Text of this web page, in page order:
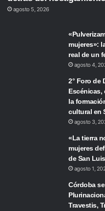
agosto 5, 2026
mujeres»:
real de un
agosto 4,
2° Foro de
Escénicas,
la
cultural en
agosto 3,
«La tierra
mujeres
de San
agosto 1,
Córdoba
Travestis,